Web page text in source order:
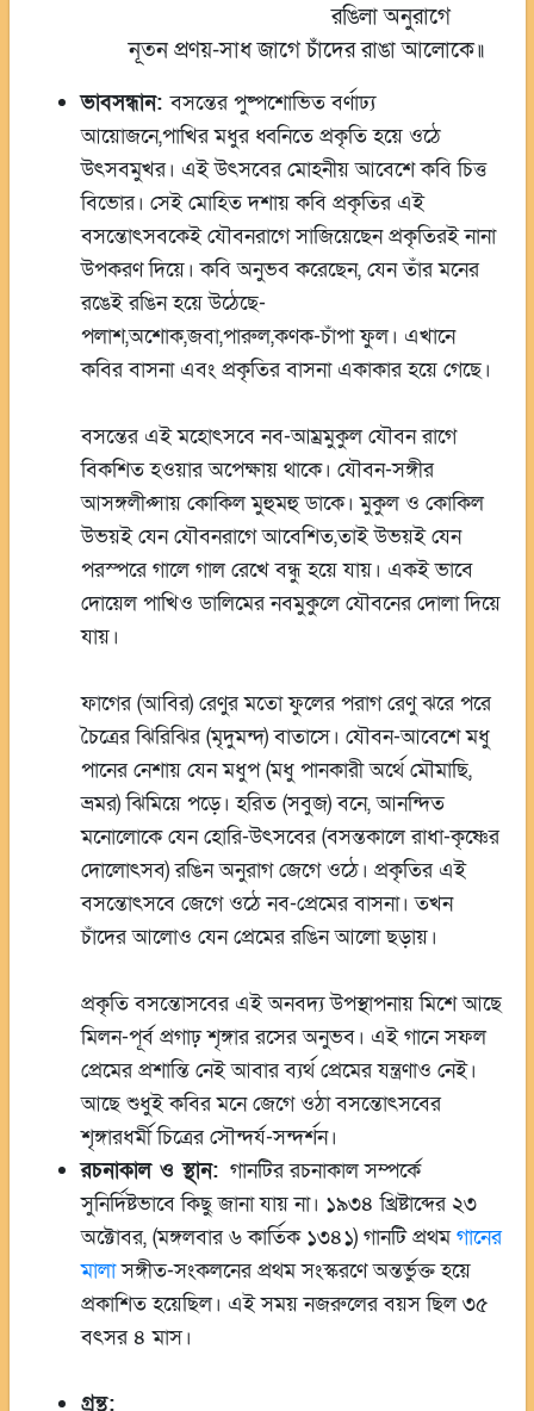
রঙিলা অনুরাগে
নূতন প্রণয়-সাধ জাগে চাঁদের রাঙা আলোকে॥
ভাবসন্ধান:বসন্তের পুষ্পশোভিত বর্ণাঢ্য
আয়োজনে,পাখির মধুর ধ্বনিতে প্রকৃতি হয়ে ওঠে
উৎসবমুখর। এই উৎসবের মোহনীয় আবেশে কবি চিত্ত
বিভোর। সেই মোহিত দশায় কবি প্রকৃতির এই
বসন্তোৎসবকেই যৌবনরাগে সাজিয়েছেন প্রকৃতিরই নানা
উপকরণ দিয়ে। কবি অনুভব করেছেন, যেন তাঁর মনের
রঙেই রঙিন হয়ে উঠেছে-
পলাশ,অশোক,জবা,পারুল,কণক-চাঁপা ফুল। এখানে
কবির বাসনা এবং প্রকৃতির বাসনা একাকার হয়ে গেছে।
বসন্তের এই মহোৎসবে নব-আম্রমুকুল যৌবন রাগে
বিকশিত হওয়ার অপেক্ষায় থাকে। যৌবন-সঙ্গীর
আসঙ্গলীপ্সায় কোকিল মুহুমহু ডাকে। মুকুল ও কোকিল
উভয়ই যেন যৌবনরাগে আবেশিত,তাই উভয়ই যেন
পরস্পরে গালে গাল রেখে বন্ধু হয়ে যায়। একই ভাবে
দোয়েল পাখিও ডালিমের নবমুকুলে যৌবনের দোলা দিয়ে
যায়।
ফাগের (আবির) রেণুর মতো ফুলের পরাগ রেণু ঝরে পরে
চৈত্রের ঝিরিঝির (মৃদুমন্দ) বাতাসে। যৌবন-আবেশে মধু
পানের নেশায় যেন মধুপ (মধু পানকারী অর্থে মৌমাছি,
ভ্রমর) ঝিমিয়ে পড়ে। হরিত (সবুজ) বনে, আনন্দিত
মনোলোকে যেন হোরি-উৎসবের (বসন্তকালে রাধা-কৃষ্ণের
দোলোৎসব) রঙিন অনুরাগ জেগে ওঠে। প্রকৃতির এই
বসন্তোৎসবে জেগে ওঠে নব-প্রেমের বাসনা। তখন
চাঁদের আলোও যেন প্রেমের রঙিন আলো ছড়ায়।
প্রকৃতি বসন্তোসবের এই অনবদ্য উপস্থাপনায় মিশে আছে
মিলন-পূর্ব প্রগাঢ় শৃঙ্গার রসের অনুভব। এই গানে সফল
প্রেমের প্রশান্তি নেই আবার ব্যর্থ প্রেমের যন্ত্রণাও নেই।
আছে শুধুই কবির মনে জেগে ওঠা বসন্তোৎসবের
শৃঙ্গারধর্মী চিত্রের সৌন্দর্য-সন্দর্শন।
রচনাকাল ও স্থান:গানটির রচনাকাল সম্পর্কে
সুনির্দিষ্টভাবে কিছু জানা যায় না। ১৯৩৪ খ্রিষ্টাব্দের ২৩
অক্টোবর, (মঙ্গলবার ৬ কার্তিক ১৩৪১) গানটি প্রথমগানের
মালাসঙ্গীত-সংকলনের প্রথম সংস্করণে অন্তর্ভুক্ত হয়ে
প্রকাশিত হয়েছিল। এই সময় নজরুলের বয়স ছিল ৩৫
বৎসর ৪ মাস।
গ্রন্থ: